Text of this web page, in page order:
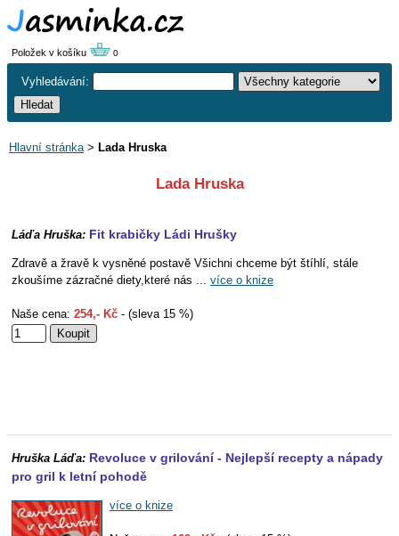
Položek v košíku 0
Vyhledávání:
Hlavní stránka> Lada Hruska
Lada Hruska
Láďa Hruška: Fit krabičky Ládi Hrušky
Zdravě a žravě k vysněné postavě Všichni chceme být štíhlí, stále
zkoušíme zázračné diety,které nás ... více o knize
Naše cena: 254,- Kč - (sleva 15 %)
Hruška Láďa: Revoluce v grilování - Nejlepší recepty a nápady
pro gril k letní pohodě
více o knize